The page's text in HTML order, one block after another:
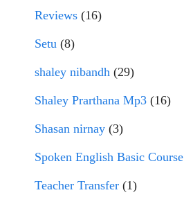
Reviews (16)
Setu (8)
shaley nibandh (29)
Shaley Prarthana Mp3 (16)
Shasan nirnay (3)
Spoken English Basic Course
Teacher Transfer (1)